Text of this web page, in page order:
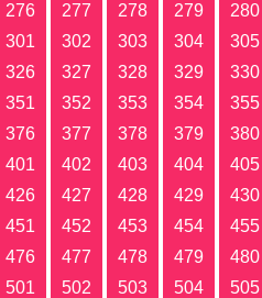
276 277 278 279 280
301 302 303 304 305
326 327 328 329 330
351 352 353 354 355
376 377 378 379 380
401 402 403 404 405
426 427 428 429 430
451 452 453 454 455
476 477 478 479 480
501 502 503 504 505